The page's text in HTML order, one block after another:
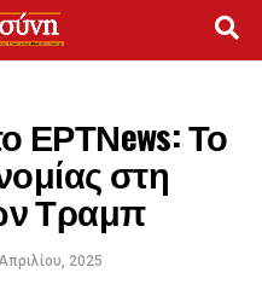
ΕΡΤΝews: Το
στη
Τραμπ
2025